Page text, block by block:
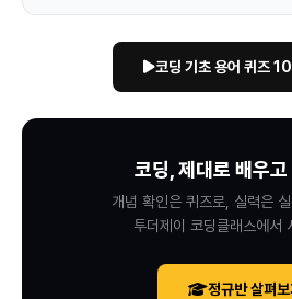
코딩 기초 용어 퀴즈 10
코딩, 제대로 배우
개념 확인은 퀴즈로, 실력은
투더제이 코딩클래스에서
정규반 살펴보